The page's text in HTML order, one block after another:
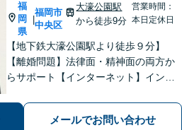
福
岡
県
|
福岡市
中央区
大濠公園駅
から徒歩9分
営業時間：
本日定休日
【地下鉄大濠公園駅より徒歩９分】
【離婚問題】法律面・精神面の両方か
らサポート【インターネット】インス
決実績多数【休日面談可】【子連れ相
談可】【初回面談無料】
メールでお問い合わせ